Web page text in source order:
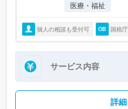
医療・福祉
個人の相談も受付可 国税
サービス内容
詳